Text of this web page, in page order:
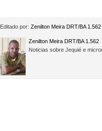
Editado por: Zenilton Meira DRT/BA 1.562
Zenilton Meira DRT/BA 1.562
Noticias sobre Jequié e